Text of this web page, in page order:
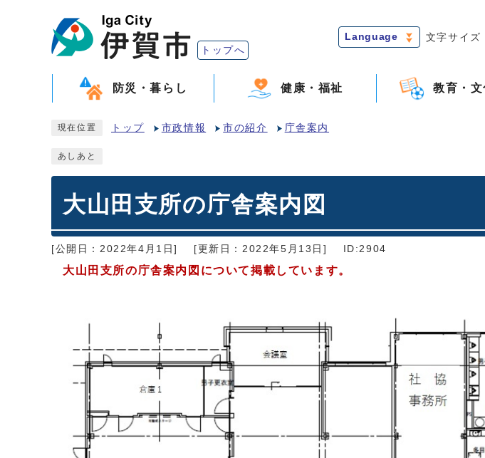
トップへ
Language 文字サイズ
防災・暮らし 健康・福祉 教育・
現在位置 トップ 市政情報 市の紹介 庁舎案内
あしあと
大山田支所の庁舎案内図
[公開日：2022年4月1日] [更新日：2022年5月13日] ID:2904
大山田支所の庁舎案内図について掲載しています。